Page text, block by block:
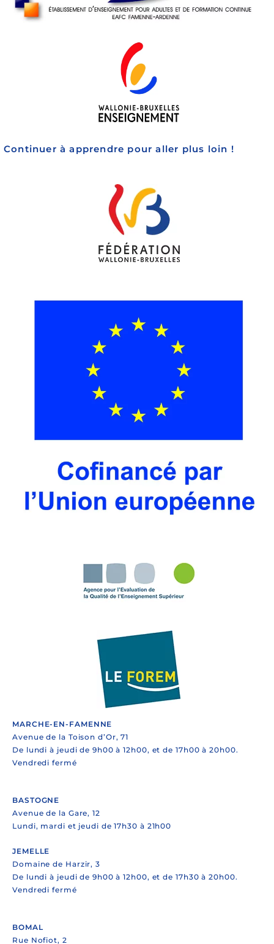
Continuer à apprendre pour aller plus loin !
MARCHE-EN-FAMENNE
Avenue de la Toison d’Or, 71
De lundi à jeudi de 9h00 à 12h00, et de 17h00 à 20h00.
Vendredi fermé
BASTOGNE
Avenue de la Gare, 12
Lundi, mardi et jeudi de 17h30 à 21h00
JEMELLE
Domaine de Harzir, 3
De lundi à jeudi de 9h00 à 12h00, et de 17h30 à 20h00.
Vendredi fermé
BOMAL
Rue Nofiot, 2